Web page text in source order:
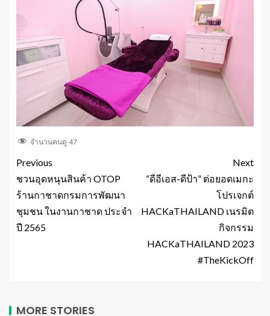
จำนวนคนดู 47
Previous
ชวนอุดหนุนสินค้า OTOP
ร้านกาชาดกรมการพัฒนา
ชุมชน ในงานกาชาด ประจำ
ปี 2565
Next
“ดีอีเอส-ดีป้า” ต่อยอดเมกะ
โปรเจกต์
HACKaTHAILAND เนรมิต
กิจกรรม
HACKaTHAILAND 2023
#TheKickOff
MORE STORIES